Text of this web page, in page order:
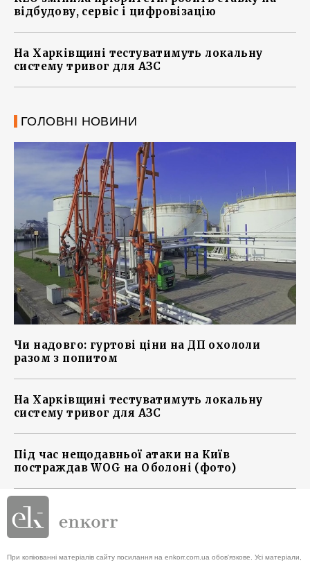
відбудову, сервіс і цифровізацію
На Харківщині тестуватимуть локальну
систему тривог для АЗС
ГОЛОВНІ НОВИНИ
Чи надовго: гуртові ціни на ДП охололи
разом з попитом
На Харківщині тестуватимуть локальну
систему тривог для АЗС
Під час нещодавньої атаки на Київ
постраждав WOG на Оболоні (фото)
При копіюванні матеріалів сайту посилання на enkorr.com.ua обов'язкове. Усі матеріали,